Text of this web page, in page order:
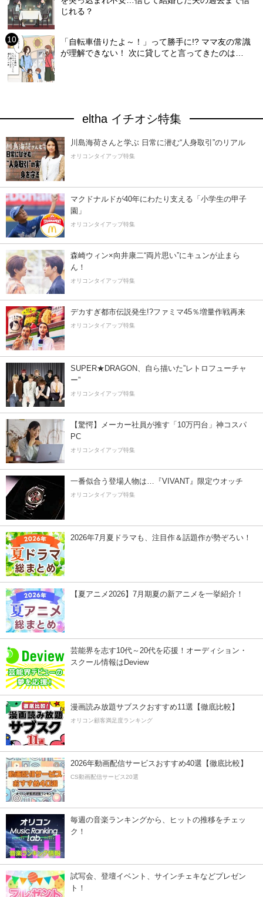
じれる？
「自転車借りたよ～！」って勝手に!? ママ友の常識
が理解できない！ 次に貸してと言ってきたのは…
eltha イチオシ特集
川島海荷さんと学ぶ 日常に潜む“人身取引”のリアル
オリコンタイアップ特集
マクドナルドが40年にわたり支える「小学生の甲子
園」
オリコンタイアップ特集
森崎ウィン×向井康二“両片思い”にキュンが止まら
ん！
オリコンタイアップ特集
デカすぎ都市伝説発生!?ファミマ45％増量作戦再来
オリコンタイアップ特集
SUPER★DRAGON、自ら描いた”レトロフューチャ
ー”
オリコンタイアップ特集
【驚愕】メーカー社員が推す「10万円台」神コスパ
PC
オリコンタイアップ特集
一番似合う登場人物は…『VIVANT』限定ウオッチ
オリコンタイアップ特集
2026年7月夏ドラマも、注目作＆話題作が勢ぞろい！
【夏アニメ2026】7月期夏の新アニメを一挙紹介！
芸能界を志す10代～20代を応援！オーディション・
スクール情報はDeview
漫画読み放題サブスクおすすめ11選【徹底比較】
オリコン顧客満足度ランキング
2026年動画配信サービスおすすめ40選【徹底比較】
CS動画配信サービス20選
毎週の音楽ランキングから、ヒットの推移をチェッ
ク！
試写会、登壇イベント、サインチェキなどプレゼン
ト！